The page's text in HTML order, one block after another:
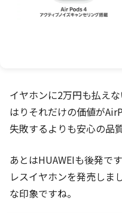
イヤホンに2万円も払え
はりそれだけの価値が
失敗するよりも安心の品
あとはHUAWEIも後発で
レスイヤホンを発売しま
な印象ですね。